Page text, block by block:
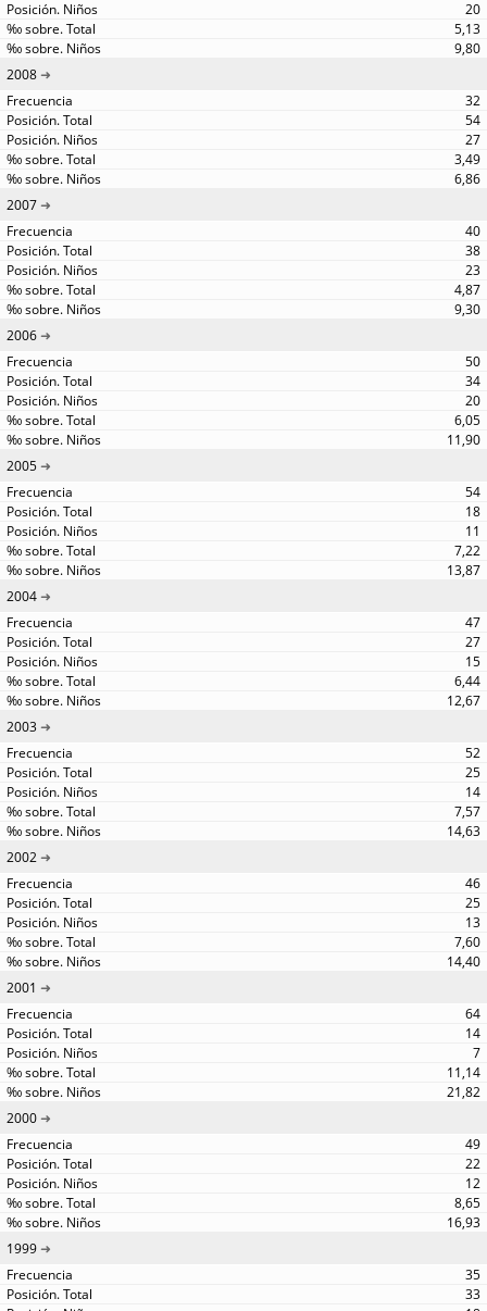
20
5,13
9,80
2008
32
54
27
3,49
6,86
2007
40
38
23
4,87
9,30
2006
50
34
20
6,05
11,90
2005
54
18
11
7,22
13,87
2004
47
27
15
6,44
12,67
2003
52
25
14
7,57
14,63
2002
46
25
13
7,60
14,40
2001
64
14
7
11,14
21,82
2000
49
22
12
8,65
16,93
1999
35
33